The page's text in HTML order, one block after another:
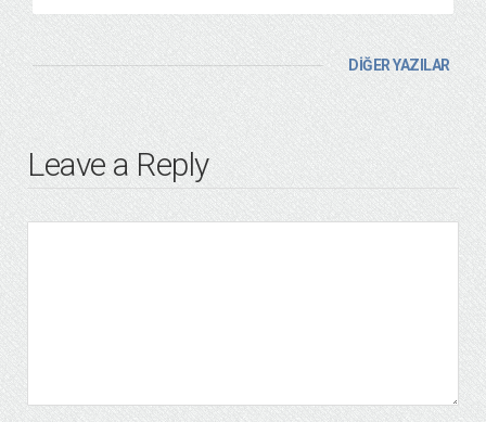
DİĞER YAZILAR
Leave a Reply